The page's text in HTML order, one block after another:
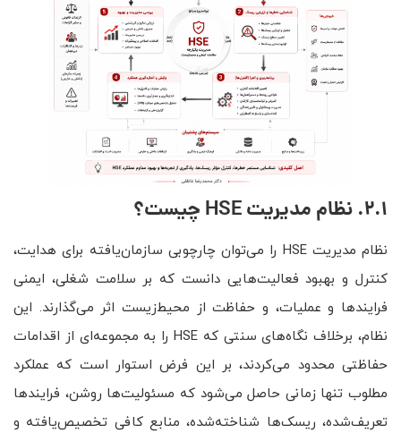
2.1. نظام مدیریت HSE چیست؟
نظام مدیریت HSE را می‌توان چارچوبی سازمان‌یافته برای هدایت،
کنترل و بهبود فعالیت‌هایی دانست که بر سلامت شغلی، ایمنی
فرایندها و عملیات، و حفاظت از محیط‌زیست اثر می‌گذارند. این
نظام، برخلاف نگاه‌های سنتی که HSE را به مجموعه‌ای از اقدامات
حفاظتی محدود می‌کردند، بر این فرض استوار است که عملکرد
مطلوب تنها زمانی حاصل می‌شود که مسئولیت‌ها روشن، فرایندها
تعریف‌شده، ریسک‌ها شناخته‌شده، منابع کافی تخصیص‌یافته و